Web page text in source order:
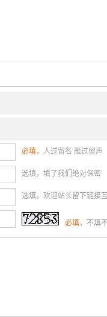
必填，人过留名 雁过留声
选填，填了我们绝对保密
选填，欢迎站长留下链接
必填，不填